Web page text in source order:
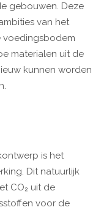
gebouwen. Deze
van het
voedingsbodem
materialen uit de
kunnen worden
is het
Dit natuurlijk
CO₂ uit de
voor de